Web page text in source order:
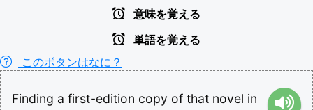
意味を覚える
単語を覚える
このボタンはなに？
Finding a first-edition copy of that novel in